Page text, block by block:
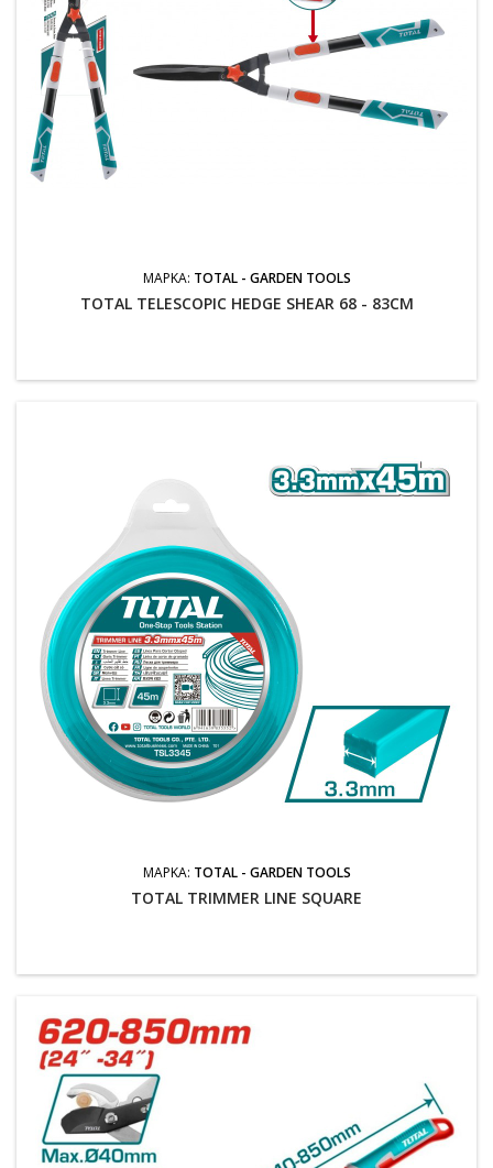
ΜΆΡΚΑ: TOTAL - GARDEN TOOLS
TOTAL TELESCOPIC HEDGE SHEAR 68 - 83CM
ΜΆΡΚΑ: TOTAL - GARDEN TOOLS
TOTAL TRIMMER LINE SQUARE